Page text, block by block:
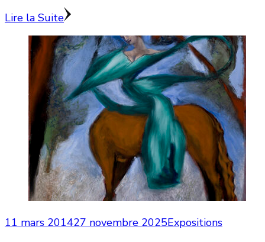
Lire la Suite
11 mars 201427 novembre 2025Expositions